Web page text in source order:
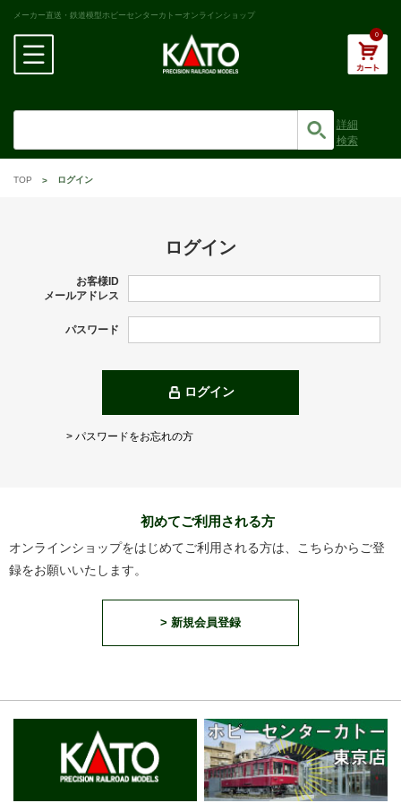
メーカー直送・鉄道模型ホビーセンターカトーオンラインショップ
0
詳細
検索
TOP ログイン
ログイン
お客様ID
メールアドレス
パスワード
ログイン
> パスワードをお忘れの方
初めてご利用される方
オンラインショップをはじめてご利用される方は、こちらからご登
録をお願いいたします。
> 新規会員登録